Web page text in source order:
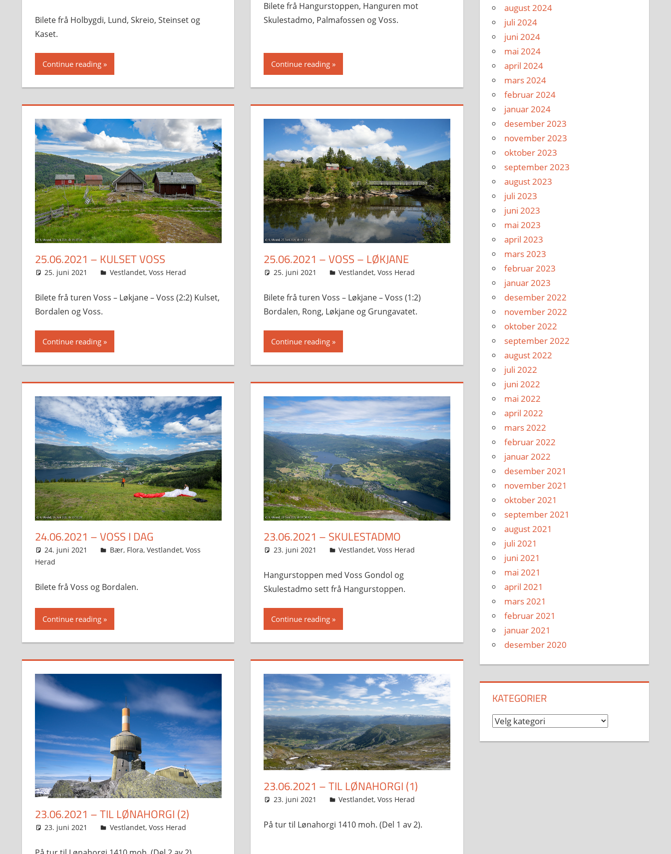
Bilete frå Holbygdi, Lund, Skreio, Steinset og
Kaset.
Continue reading
Bilete frå Hangurstoppen, Hanguren mot
Skulestadmo, Palmafossen og Voss.
Continue reading
25.06.2021 – KULSET VOSS
25. juni 2021 Svein
Vestlandet, Voss Herad
Bilete frå turen Voss – Løkjane – Voss (2:2) Kulset,
Bordalen og Voss.
Continue reading
25.06.2021 – VOSS – LØKJANE
25. juni 2021 Svein
Vestlandet,Voss Herad
Bilete frå turen Voss – Løkjane – Voss (1:2)
Bordalen, Rong, Løkjane og Grungavatet.
Continue reading
24.06.2021 – VOSS I DAG
24. juni 2021 Svein
Bær, Flora, Vestlandet, Voss
Herad
Bilete frå Voss og Bordalen.
Continue reading
23.06.2021 – SKULESTADMO
23. juni 2021 Svein
Vestlandet,Voss Herad
Hangurstoppen med Voss Gondol og
Skulestadmo sett frå Hangurstoppen.
Continue reading
23.06.2021 – TIL LØNAHORGI (2)
23. juni 2021 Svein
Vestlandet, Voss Herad
23.06.2021 – TIL LØNAHORGI (1)
23. juni 2021 Svein
Vestlandet,Voss Herad
På tur til Lønahorgi 1410 moh. (Del 1 av 2).
august 2024
juli 2024
juni 2024
mai 2024
april 2024
mars 2024
februar 2024
januar 2024
desember 2023
november 2023
oktober 2023
september 2023
august 2023
juli 2023
juni 2023
mai 2023
april 2023
mars 2023
februar 2023
januar 2023
desember 2022
november 2022
oktober 2022
september 2022
august 2022
juli 2022
juni 2022
mai 2022
april 2022
mars 2022
februar 2022
januar 2022
desember 2021
november 2021
oktober 2021
september 2021
august 2021
juli 2021
juni 2021
mai 2021
april 2021
mars 2021
februar 2021
januar 2021
desember 2020
KATEGORIER
Kategorier